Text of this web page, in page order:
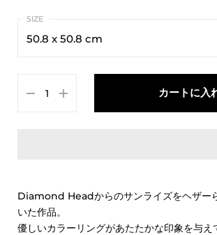
50.8 x 50.8 cm
カートに入
Diamond Headからのサンライズをヘザー
いた作品。
優しいカラーリングがあたたかな印象を与え